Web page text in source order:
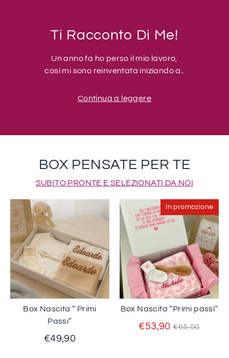
Ti Racconto Di Me!
Un anno fa ho perso il mio lavoro,
così mi sono reinventata iniziando a..
Continua a leggere
BOX PENSATE PER TE
SUBITO PRONTE E SELEZIONATI DA NOI
Box Nascita “ Primi
Passi”
€49,90
Box Nascita “Primi passi”
€53,90 Prezzo
€65,00
In promozione